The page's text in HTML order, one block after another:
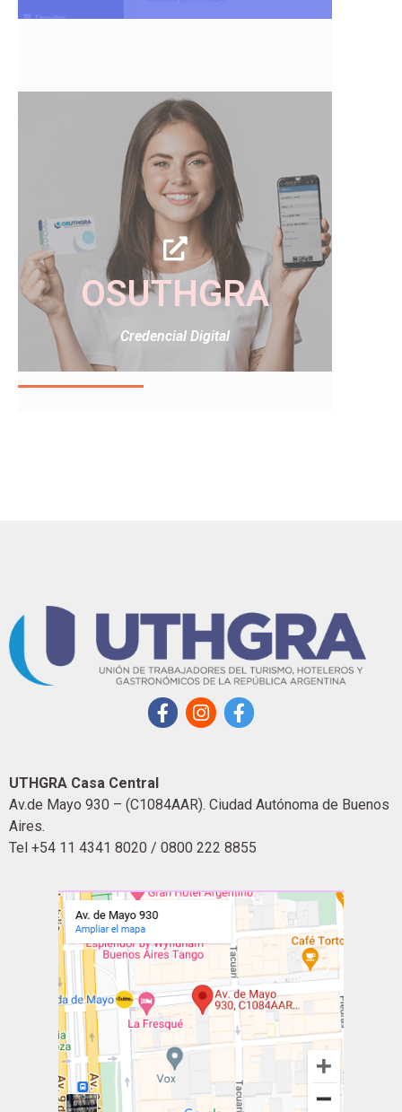
OSUTHGRA
Credencial Digital
UTHGRA Casa Central
Av.de Mayo 930 – (C1084AAR). Ciudad Autónoma de Buenos
Aires.
Tel +54 11 4341 8020 / 0800 222 8855